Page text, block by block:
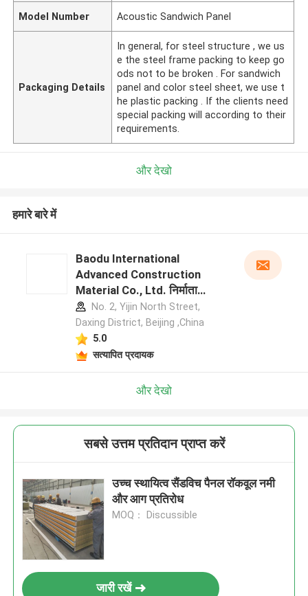
Model Number Acoustic Sandwich Panel
Packaging Details
In general, for steel structure , we us
e the steel frame packing to keep go
ods not to be broken . For sandwich
panel and color steel sheet, we use t
he plastic packing . If the clients need
special packing will according to their
requirements.
और देखो
हमारे बारे में
Baodu International
Advanced Construction
Material Co., Ltd. निर्माता
प्रोफ़ाइलNo. 2, Yijin North Street,
Daxing District, Beijing ,China
5.0
सत्यापित प्रदायक
और देखो
सबसे उत्तम प्रतिदान प्राप्त करें
उच्च स्थायित्व सैंडविच पैनल रॉकवूल नमी
और आग प्रतिरोध
MOQ： Discussible
जारी रखें